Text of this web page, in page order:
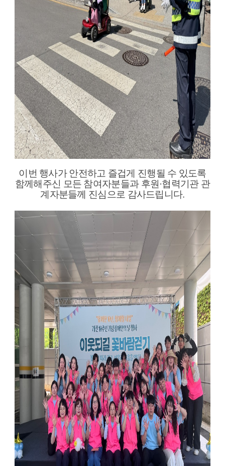
이번 행사가 안전하고 즐겁게 진행될 수 있도록
함께해주신 모든 참여자분들과 후원·협력기관 관
계자분들께 진심으로 감사드립니다.